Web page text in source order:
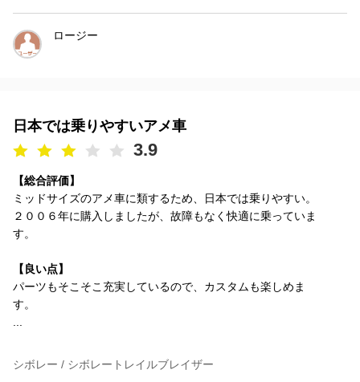
ロージー
日本では乗りやすいアメ車
3.9
【総合評価】
ミッドサイズのアメ車に類するため、日本では乗りやすい。
２００６年に購入しましたが、故障もなく快適に乗っていま
す。
【良い点】
パーツもそこそこ充実しているので、カスタムも楽しめま
す。
シボレー / シボレートレイルブレイザー